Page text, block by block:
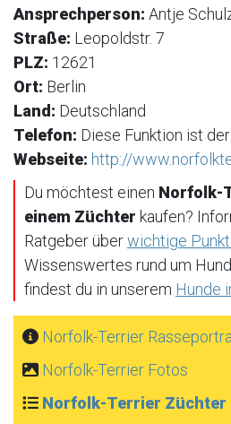
Ansprechperson: Antje
Straße: Leopoldstr. 7
PLZ: 12621
Ort: Berlin
Land: Deutschland
Telefon: Diese Funktion ist
Webseite: http://
Du möchtest einen Norfolk-
einem Züchter kaufen?
Ratgeber überwichtige
Wissenswertes rund um
findest du in unserem Hunde
Norfolk-Terrier
Norfolk-Terrier Fotos
Norfolk-Terrier Züchter